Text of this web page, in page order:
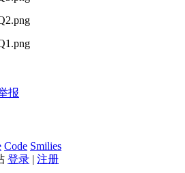
报
Code Smilies
登录 | 注册